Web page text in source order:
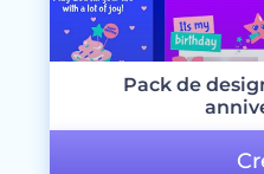
Pack de